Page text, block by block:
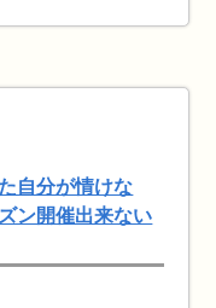
自分が情けな
開催出来ない